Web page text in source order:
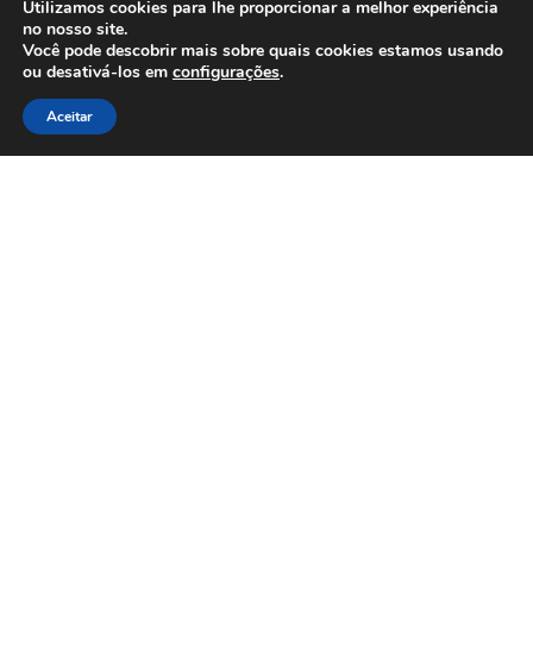
Utilizamos cookies para lhe proporcionar a melhor experiência
no nosso site.
Você pode descobrir mais sobre quais cookies estamos usando
ou desativá-los em configurações.
Aceitar